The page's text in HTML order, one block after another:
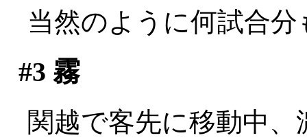
当然のように何試合
#3 霧
関越で客先に移動中